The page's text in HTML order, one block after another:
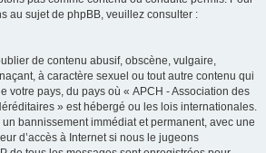
au sujet de phpBB, veuillez consulter :
de contenu abusif, obscène, vulgaire,
à caractère sexuel ou tout autre contenu qui
votre pays, du pays où « APCH - Association des
» est hébergé ou les lois internationales.
bannissement immédiat et permanent, avec une
d’accès à Internet si nous le jugeons